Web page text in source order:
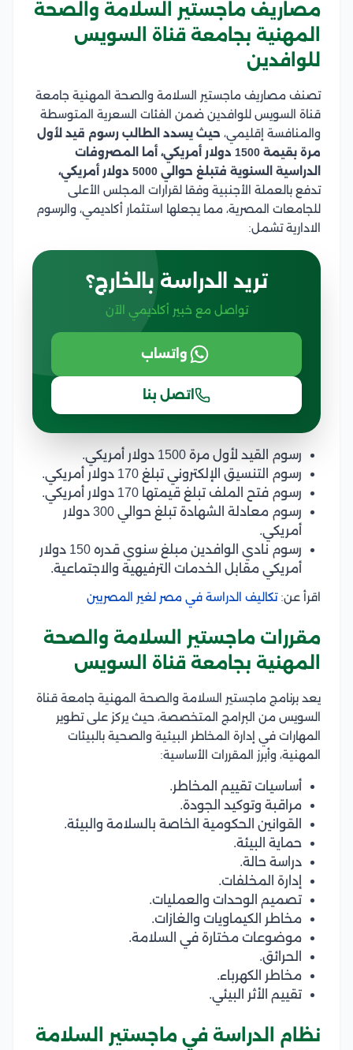
مصاريف ماجستير السلامة والصحة
المهنية بجامعة قناة السويس
للوافدين
تصنف مصاريف ماجستير السلامة والصحة المهنية جامعة
قناة السويس للوافدين ضمن الفئات السعرية المتوسطة
والمنافسة إقليمي، حيث يسدد الطالب رسوم قيد لأول
مرة بقيمة 1500 دولار أمريكي، أما المصروفات
الدراسية السنوية فتبلغ حوالي 5000 دولار أمريكي،
تدفع بالعملة الأجنبية وفقا لقرارات المجلس الأعلى
للجامعات المصرية، مما يجعلها استثمار أكاديمي، والرسوم
الادارية تشمل:
تريد الدراسة بالخارج؟
تواصل مع خبير أكاديمي الآن
واتساب
اتصل بنا
رسوم القيد لأول مرة 1500 دولار أمريكي.
رسوم التنسيق الإلكتروني تبلغ 170 دولار أمريكي.
رسوم فتح الملف تبلغ قيمتها 170 دولار أمريكي.
رسوم معادلة الشهادة تبلغ حوالي 300 دولار
أمريكي.
رسوم نادي الوافدين مبلغ سنوي قدره 150 دولار
أمريكي مقابل الخدمات الترفيهية والاجتماعية.
اقرأ عن:تكاليف الدراسة في مصر لغير المصريين
مقررات ماجستير السلامة والصحة
المهنية بجامعة قناة السويس
يعد برنامج ماجستير السلامة والصحة المهنية جامعة قناة
السويس من البرامج المتخصصة، حيث يركز على تطوير
المهارات في إدارة المخاطر البيئية والصحية بالبيئات
المهنية، وأبرز المقررات الأساسية:
أساسيات تقييم المخاطر.
مراقبة وتوكيد الجودة.
القوانين الحكومية الخاصة بالسلامة والبيئة.
حماية البيئة.
دراسة حالة.
إدارة المخلفات.
تصميم الوحدات والعمليات.
مخاطر الكيماويات والغازات.
موضوعات مختارة في السلامة.
الحرائق.
مخاطر الكهرباء.
تقييم الأثر البيئي.
نظام الدراسة في ماجستير السلامة